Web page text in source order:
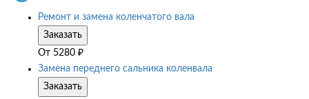
Ремонт и замена коленчатого вала
Заказать
От 5280 ₽
Замена переднего сальника коленвала
Заказать